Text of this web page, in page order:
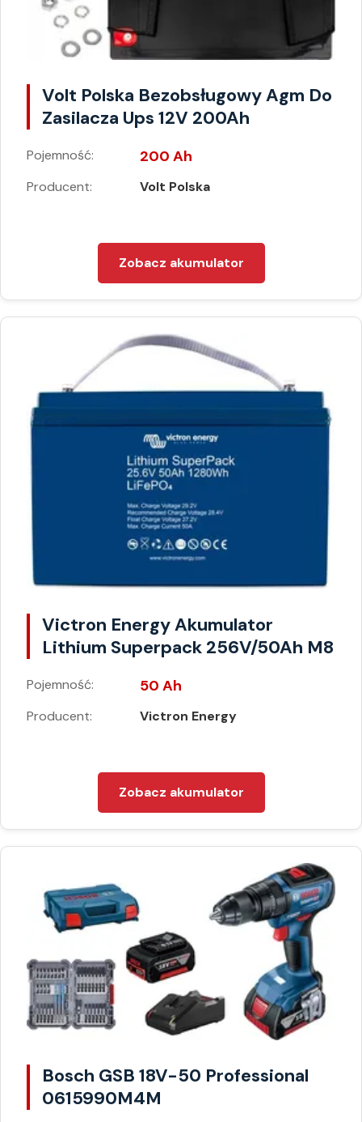
Volt Polska Bezobsługowy Agm Do
Zasilacza Ups 12V 200Ah
Pojemność: 200 Ah
Producent: Volt Polska
Zobacz akumulator
Victron Energy Akumulator
Lithium Superpack 256V/50Ah M8
Pojemność: 50 Ah
Producent: Victron Energy
Zobacz akumulator
Bosch GSB 18V-50 Professional
0615990M4M